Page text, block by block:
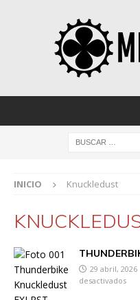
INICIO Knuckledust
29 abril, 2026
desactivados